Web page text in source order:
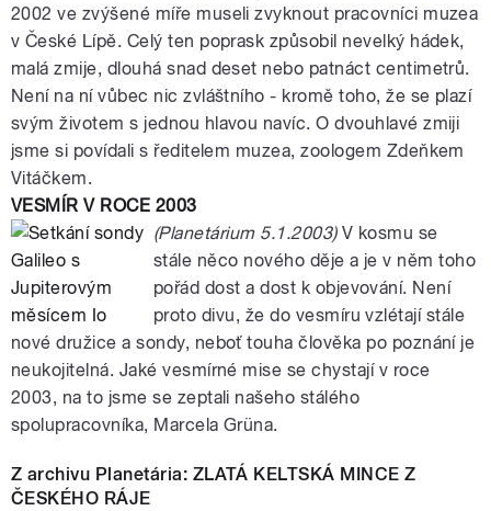
2002 ve zvýšené míře museli zvyknout pracovníci muzea
v České Lípě. Celý ten poprask způsobil nevelký hádek,
malá zmije, dlouhá snad deset nebo patnáct centimetrů.
Není na ní vůbec nic zvláštního - kromě toho, že se plazí
svým životem s jednou hlavou navíc. O dvouhlavé zmiji
jsme si povídali s ředitelem muzea, zoologem Zdeňkem
Vitáčkem.
VESMÍR V ROCE 2003
(Planetárium 5.1.2003)V kosmu se
stále něco nového děje a je v něm toho
pořád dost a dost k objevování. Není
proto divu, že do vesmíru vzlétají stále
nové družice a sondy, neboť touha člověka po poznání je
neukojitelná. Jaké vesmírné mise se chystají v roce
2003, na to jsme se zeptali našeho stálého
spolupracovníka, Marcela Grüna.
Z archivu Planetária: ZLATÁ KELTSKÁ MINCE Z
ČESKÉHO RÁJE